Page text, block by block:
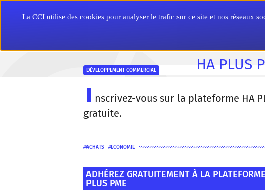
Aller
Entreprise
HA
DÉVELOPPEMENT COMMERCIAL
I nscrivez-vous sur la plateforme HA
gratuite.
ACHATS ECONOMIE
ADHÉREZ GRATUITEMENT À LA
PLUS PME
Panneau de gestion des cookies
La CCI utilise des cookies pour analyser le trafic sur ce site et nos réseaux